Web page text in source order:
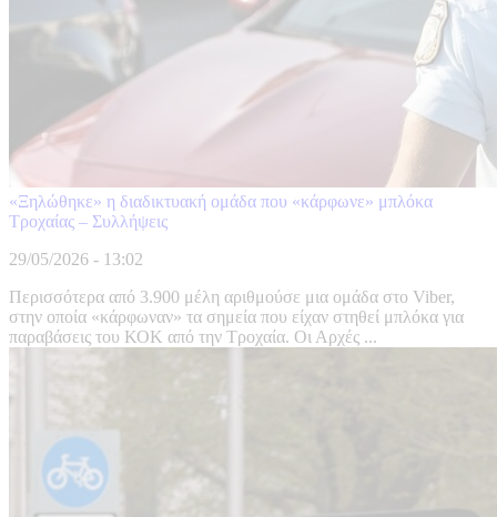
«Ξηλώθηκε» η διαδικτυακή ομάδα που «κάρφωνε» μπλόκα
Τροχαίας – Συλλήψεις
29/05/2026 - 13:02
Περισσότερα από 3.900 μέλη αριθμούσε μια ομάδα στο Viber,
στην οποία «κάρφωναν» τα σημεία που είχαν στηθεί μπλόκα για
παραβάσεις του ΚΟΚ από την Τροχαία. Οι Αρχές ...